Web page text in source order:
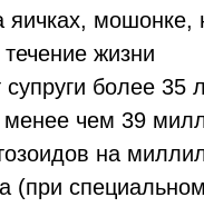
яичках, мошонке,
жизни
супруги более 35
менее чем 39
на
(при специальном